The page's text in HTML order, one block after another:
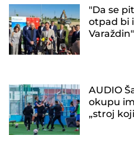
"Da se
otpad bi
Varaždin"
AUDIO
okupu
„stroj